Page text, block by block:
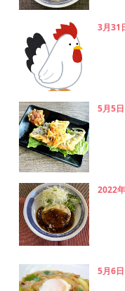
3月31
5月5
2022
5月6